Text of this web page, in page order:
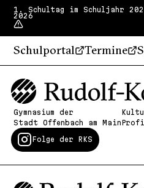
1. Schultag im Schuljahr
2026
Schulportal Termine
Gymnasium der
Stadt Offenbach am Main
Folge der RKS